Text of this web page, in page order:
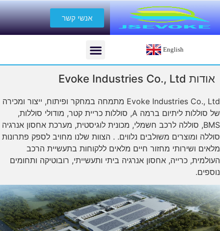
אנשי קשר
English
אודות Evoke Industries Co., Ltd
Evoke Industries Co., Ltd מתמחה במחקר ופיתוח, ייצור ומכירה
של סוללות ליתיום ברמה A, סוללות כריית קטר, מודולי סוללות,
BMS, סוללה לרכב חשמלי, מכונית לוגיסטית, מערכת אחסון אנרגיה
סוללה ומוצרים משולבים נלווים. . הצוות שלנו מחויב לספק פתרונות
מלאים ושירותי מחזור חיים מלאים ללקוחות בתעשיית הרכב
העולמית, כרייה, אחסון אנרגיה ביתי ותעשייתי, רובוטיקה ותחומים
נוספים.